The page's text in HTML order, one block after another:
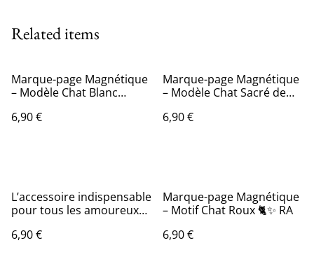
Related items
Marque-page Magnétique
– Modèle Chat Blanc
6,90 €
Marque-page Magnétique
– Modèle Chat Sacré de
6,90 €
L’accessoire indispensable
pour tous les amoureux
📖 Marque-pages
6,90 €
Marque-page Magnétique
– Motif Chat Roux 🐈✨ RA
6,90 €